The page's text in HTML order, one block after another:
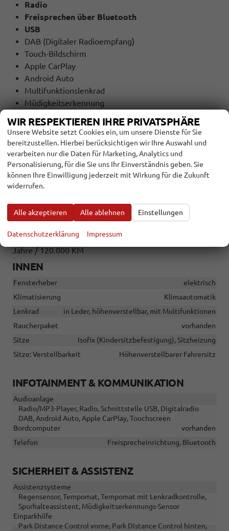
Radio
Freisprechen über Bluetooth
USB
DAB (Digitaler Radioempfang)
Touch-Bildschirm
Apple CarPlay
Android Auto
Multifunktionslenkrad
Müdigkeitserkennung
Umfeldbeobachtungssystem (Front Assist)
Außenspiegel: elektrisch, beheizbar
Dachreling Schwarz
Rückfahrkamera
Parksensoren vorne + hinten
16"" LM-Felgen mit Reifen 205/60 R16
Geschwindigkeitserkennung
Jahre / 120.000 KM
INNEN
Fensterheber
elektrisch
Klimatisierung
Klimaautomatik
Lenkrad
in Leder, höhenverstellbar, mit Multifunktionen
Raucherpaket
vorhanden
Sitze
Isofix (Kindersitzbefestigung), Sitzheizung
Sitze: Verstellbarkeit
Höhenverstellbarer Fahrersitz
INFOTAINMENT & KOMMUNIKATION
Audioanlage
Radio/MP3-Player, Radio, Schnittstelle USB, Digitalradio
DAB, Android Auto, Apple CarPlay, Touchscreen
Bordcomputer
vorhanden
Telefon
Freisprecheinrichtung, Bluetooth
SICHERHEIT & ASSISTENZ
Assistenzsysteme
Regensensor, Tempomat, Tempomat mit Lenkradkontrolle,
Spurhalteassistent, Müdigkeitserkennungs-Sensor
Einparkhilfe
Park Distance Control vorne, Park Distance Control hinten,
WIR RESPEKTIEREN IHRE PRIVATSPHÄRE
Unsere Website setzt Cookies ein, um unsere Dienste für Sie
bereitzustellen. Hierbei berücksichtigen wir Ihre Auswahl und
verarbeiten nur die Daten für Marketing, Analytics und
Personalisierung, für die Sie uns Ihr Einverständnis geben. Sie
können Ihre Einwilligung jederzeit mit Wirkung für die Zukunft
widerrufen.
Alle akzeptieren Alle ablehnen Einstellungen
Datenschutzerklärung Impressum